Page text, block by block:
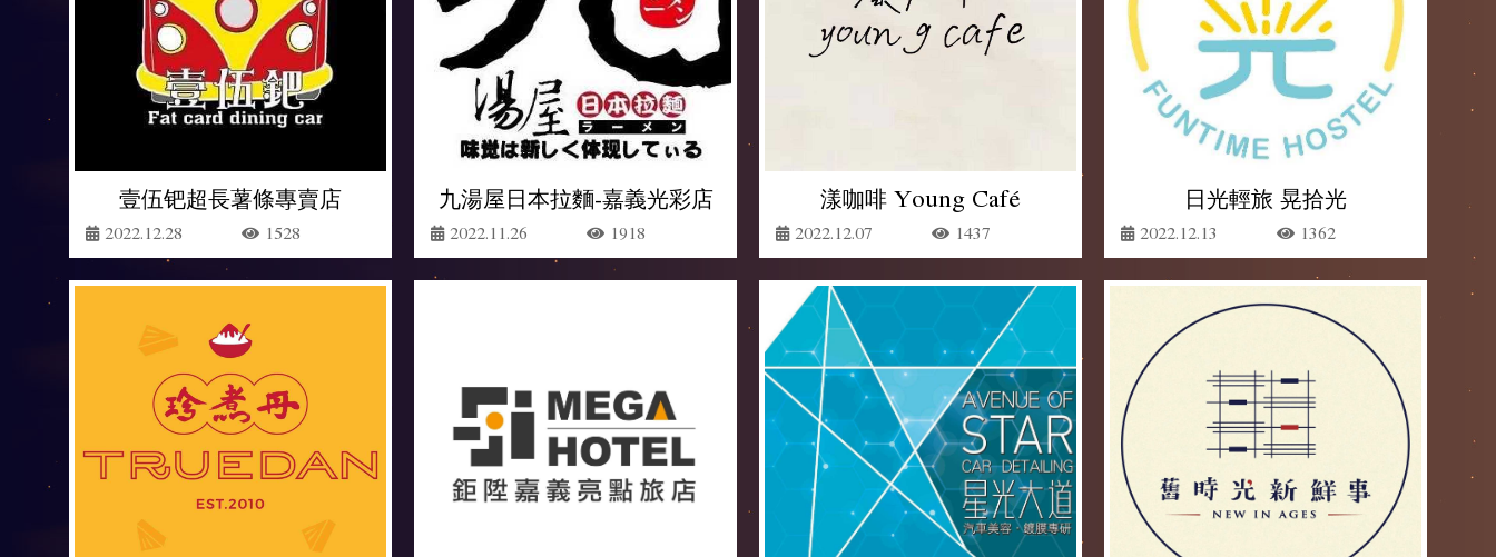
壹伍钯超長薯條專賣店
2022.12.28 1528
九湯屋日本拉麵-嘉義光彩店
2022.11.26 1918
漾咖啡 Young Café
2022.12.07 1437
日光輕旅 晃拾光
2022.12.13 1362